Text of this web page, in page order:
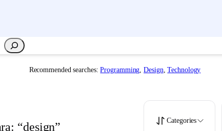
Recommended searches:Programming,Design,Technology
“design” Categories